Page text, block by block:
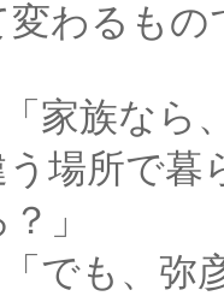
わるも
いつか
場所で
」
くん道